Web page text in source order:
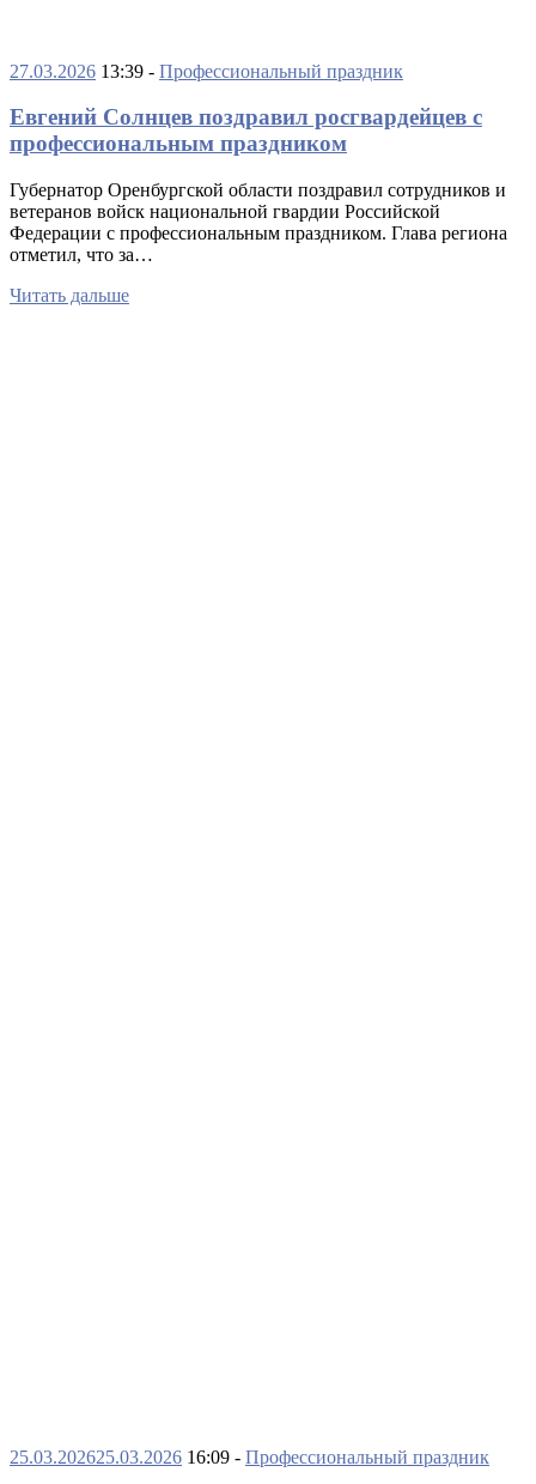
27.03.2026 13:39 - Профессиональный праздник
Евгений Солнцев поздравил росгвардейцев с
профессиональным праздником
Губернатор Оренбургской области поздравил сотрудников и
ветеранов войск национальной гвардии Российской
Федерации с профессиональным праздником. Глава региона
отметил, что за…
Читать дальше
25.03.202625.03.2026 16:09 - Профессиональный праздник